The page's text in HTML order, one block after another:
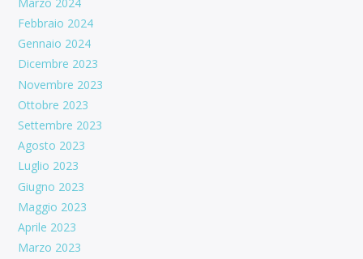
Febbraio 2024
Gennaio 2024
Dicembre 2023
Novembre 2023
Ottobre 2023
Settembre 2023
Agosto 2023
Luglio 2023
Giugno 2023
Maggio 2023
Aprile 2023
Marzo 2023